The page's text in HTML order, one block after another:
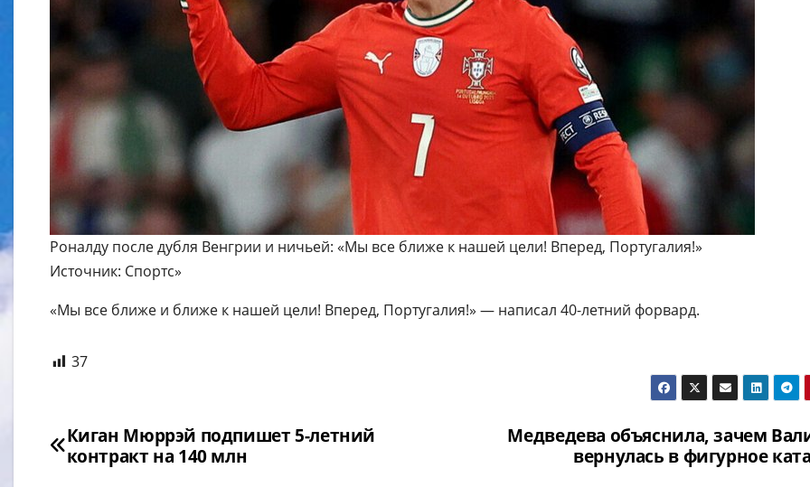
Роналду после дубля Венгрии и ничьей: «Мы все ближе к нашей цели! Вперед, Португалия!»
Источник: Спортс»
«Мы все ближе и ближе к нашей цели! Вперед, Португалия!» — написал 40-летний форвард.
37
Навигация
по
Медведева объяснила, зачем
вернулась в фигурное
Киган Мюррэй подпишет 5-летний
контракт на 140 млн